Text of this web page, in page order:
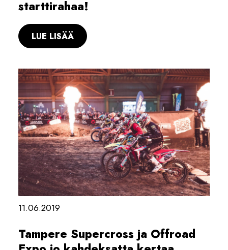
starttirahaa!
LUE LISÄÄ
11.06.2019
Tampere Supercross ja Offroad